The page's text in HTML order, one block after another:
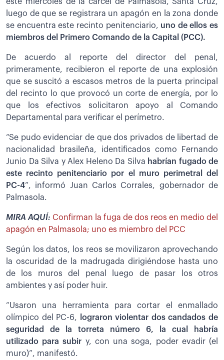
luego de que se registrara un apagón en la zona donde
se encuentra este recinto penitenciario, uno de ellos es
miembros del Primero Comando de la Capital (PCC).
De acuerdo al reporte del director del penal,
primeramente, recibieron el reporte de una explosión
que se suscitó a escasos metros de la puerta principal
del recinto lo que provocó un corte de energía, por lo
que los efectivos solicitaron apoyo al Comando
Departamental para verificar el perímetro.
“Se pudo evidenciar de que dos privados de libertad de
nacionalidad brasileña, identificados como Fernando
Junio Da Silva y Alex Heleno Da Silva habrían fugado de
este recinto penitenciario por el muro perimetral del
PC-4”, informó Juan Carlos Corrales, gobernador de
Palmasola.
MIRA AQUÍ: Confirman la fuga de dos reos en medio del
apagón en Palmasola; uno es miembro del PCC
Según los datos, los reos se movilizaron aprovechando
la oscuridad de la madrugada dirigiéndose hasta uno
de los muros del penal luego de pasar los otros
ambientes y así poder huir.
“Usaron una herramienta para cortar el enmallado
olímpico del PC-6,
lograron violentar dos candados de
seguridad de la torreta número 6, la cual habría
utilizado para subir y, con una soga, poder evadir (el
muro)”, manifestó.